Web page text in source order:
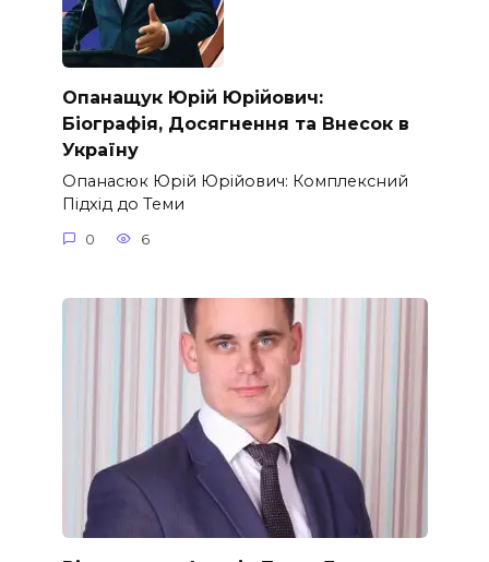
Опанащук Юрій Юрійович:
Біографія, Досягнення та Внесок в
Україну
Опанасюк Юрій Юрійович: Комплексний
Підхід до Теми
0 6